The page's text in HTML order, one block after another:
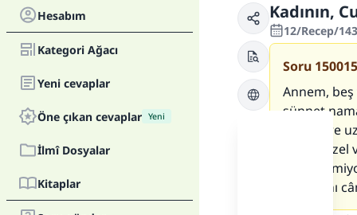
Hesabım
Kategori Ağacı
Yeni cevaplar
Öne çıkan cevaplar Yeni
İlmî Dosyalar
Kitaplar
Kadının,
12/Recep/
Soru 150015
Annem,
sünnet
kilometre
daha
kabul
namazını